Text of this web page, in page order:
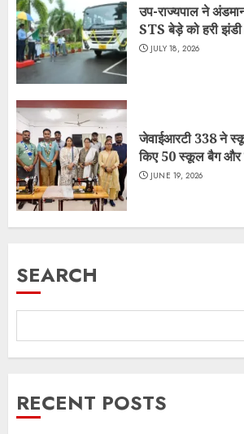
उप-राज्यपाल ने
STS बेड़े को हरी झंडी
JULY 18, 2026
जेवाईआरटी 338 ने
किए 50 स्कूल बैग और
JUNE 19, 2026
SEARCH
RECENT POSTS